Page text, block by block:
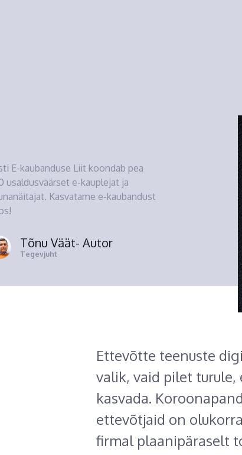
E-kaubanduse Liit koondab pea
usaldusväärset e-kauplejat ja
Kasvatame e-kaubandust
Tõnu Väät- Autor
Tegevjuht
Ettevõtte teenuste
valik, vaid pilet turule,
kasvada.
ettevõtjaid on
firmal plaanipäraselt